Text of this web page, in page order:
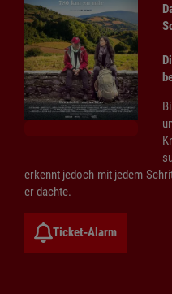
erkennt jedoch mit jedem
er dachte.
Ticket-Alarm